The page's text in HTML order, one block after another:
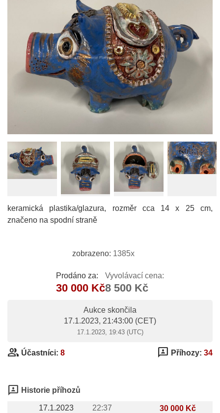
keramická plastika/glazura, rozměr cca 14 x 25 cm,
značeno na spodní straně
zobrazeno: 1385x
Prodáno za:
30 000 Kč
Vyvolávací cena:
8 500 Kč
Aukce skončila
17.1.2023, 21:43:00 (CET)
17.1.2023, 19:43 (UTC)
group Účastníci: 8 3p Příhozy: 34
3p Historie příhozů
17.1.2023 22:37
30 000 Kč